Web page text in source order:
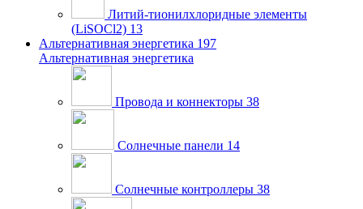
Литий-тионилхлоридные элементы
(LiSOCl2) 13
Альтернативная энергетика 197
Альтернативная энергетика
Провода и коннекторы 38
Солнечные панели 14
Солнечные контроллеры 38